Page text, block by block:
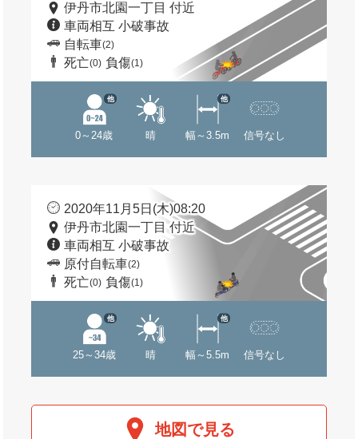
伊丹市北園一丁目 付近
車両相互 小破事故
自転車(2)
死亡(0) 負傷(1)
0～24歳
他
晴 幅～3.5m
他
信号なし
2020年11月5日(木)08:20
伊丹市北園一丁目 付近
車両相互 小破事故
原付自転車(2)
死亡(0) 負傷(1)
25～34歳
他
晴 幅～5.5m
他
信号なし
地図で見る